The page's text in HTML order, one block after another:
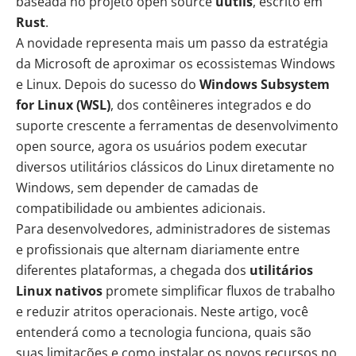
Rust.
A novidade representa mais um passo da estratégia
da Microsoft de aproximar os ecossistemas Windows
e Linux. Depois do sucesso do Windows Subsystem
for Linux(WSL), dos contêineres integrados e do
suporte crescente a ferramentas de desenvolvimento
open source, agora os usuários podem executar
diversos utilitários clássicos do Linux diretamente no
Windows, sem depender de camadas de
compatibilidade ou ambientes adicionais.
Para desenvolvedores, administradores de sistemas
e profissionais que alternam diariamente entre
diferentes plataformas, a chegada dos utilitários
Linux nativos promete simplificar fluxos de trabalho
e reduzir atritos operacionais. Neste artigo, você
entenderá como a tecnologia funciona, quais são
suas limitações e como instalar os novos recursos no